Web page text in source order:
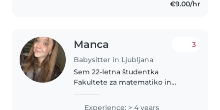
€9.00/hr
Manca
Babysitter in Ljubljana
3
Sem 22-letna študentka
Fakultete za matematiko in
Experience: > 4 years